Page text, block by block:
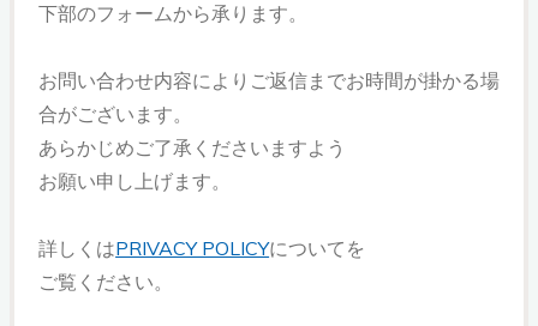
下部のフォームから承ります。
お問い合わせ内容によりご返信までお時間が掛かる場
合がございます。
あらかじめご了承くださいますよう
お願い申し上げます。
詳しくはPRIVACY POLICYについてを
ご覧ください。